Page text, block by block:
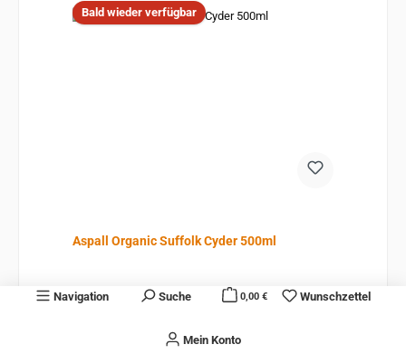
Navigation Suche Wunschzettel
Mein Konto
0,00 €
Bald wieder verfügbar
Aspall Organic Suffolk Cyder 500ml